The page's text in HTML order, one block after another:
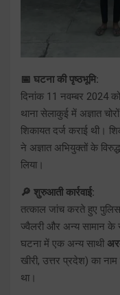
📅 घटना की पृष्ठभूमि:
दिनांक 11 नवम्बर 2024
थाना सेलाकुई में अज्ञात
शिकायत दर्ज कराई थी।
ने अज्ञात अभियुक्तों के
लिया।
🔎 शुरुआती कार्रवाई:
तत्काल जांच करते हुए
ज्वैलरी और अन्य सामान के
घटना में एक अन्य साथी
खीरी, उत्तर प्रदेश) का
था।